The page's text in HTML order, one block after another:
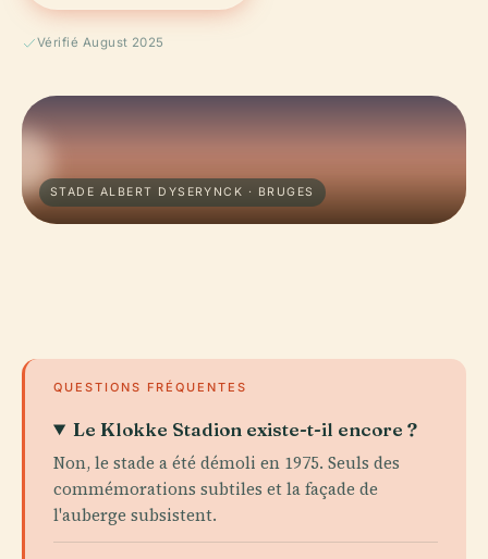
Vérifié August 2025
STADE ALBERT DYSERYNCK · BRUGES
QUESTIONS FRÉQUENTES
Le Klokke Stadion existe-t-il encore ?
Non, le stade a été démoli en 1975. Seuls des
commémorations subtiles et la façade de
l'auberge subsistent.